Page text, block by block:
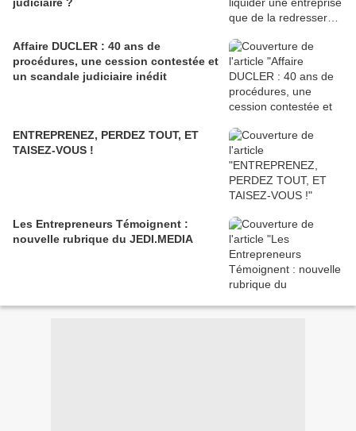
Affaire DUCLER : 40 ans de
procédures, une cession contestée et
un scandale judiciaire inédit
ENTREPRENEZ, PERDEZ TOUT, ET
TAISEZ-VOUS !
Les Entrepreneurs Témoignent :
nouvelle rubrique du JEDI.MEDIA